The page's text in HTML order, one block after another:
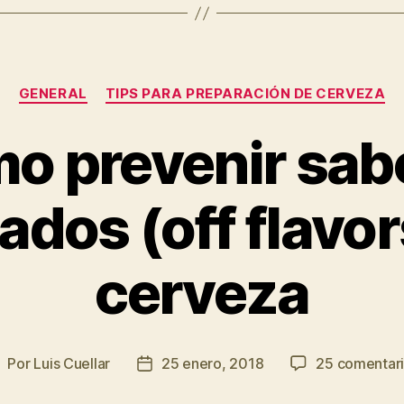
Categorías
GENERAL TIPS PARA PREPARACIÓN DE CERVEZA
prevenir
(off
cerveza
Por Luis Cuellar
Fecha25 enero, 2018 25